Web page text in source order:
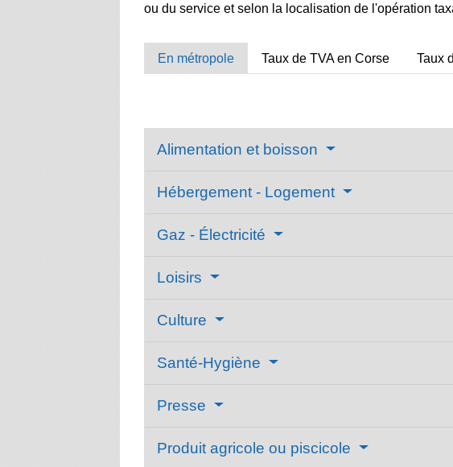
ou du service et selon la localisation de l'opération
En métropole Taux de TVA en Corse Taux
Alimentation et boisson
Hébergement - Logement
Gaz - Électricité
Loisirs
Culture
Santé-Hygiène
Presse
Produit agricole ou piscicole